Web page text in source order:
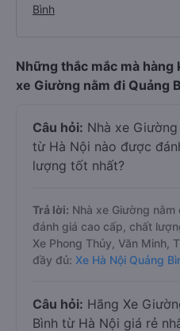
Bình
Những thắc mắc mà
xe Giường nằm đi Quảng
Câu hỏi: Nhà xe
từ Hà Nội nào được
lượng tốt nhất?
Trả lời: Nhà xe Giường
đánh giá cao cấp, chất
Xe Phong Thủy, Văn Minh,
đầy đủ: Xe Hà Nội Quảng
Câu hỏi: Hãng Xe
Bình từ Hà Nội giá rẻ